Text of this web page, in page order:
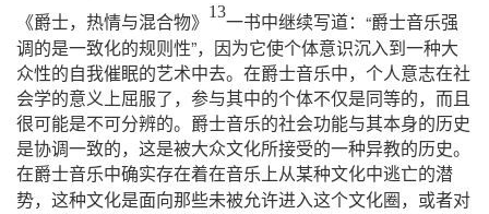
《爵士，热情与混合物》
13
一书中继续写道： “爵士音乐强
调的是一致化的规则性”，因为它使个体意识沉入到一种大
众性的自我催眠的艺术中去。在爵士音乐中，个人意志在社
会学的意义上屈服了，参与其中的个体不仅是同等的，而且
很可能是不可分辨的。爵士音乐的社会功能与其本身的历史
是协调一致的，这是被大众文化所接受的一种异教的历史。
在爵士音乐中确实存在着在音乐上从某种文化中逃亡的潜
势，这种文化是面向那些未被允许进入这个文化圈，或者对